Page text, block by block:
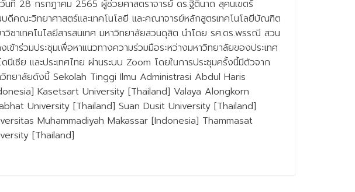
วันที่ 28 กรกฎาคม 2565 ผู้ช่วยศาสตราจารย์ ดร.ฐิตินาถ สุคนเขตร์
ดีคณะวิทยาศาสตร์และเทคโนโลยี และคณาจารย์หลักสูตรเทคโนโลยีบัณฑิต
วิชาเทคโนโลยีสารสนเทศ มหาวิทยาลัยสวนดุสิต นำโดย รศ.ดร.พรรณี สวน
เข้าร่วมประชุมเพื่อหาแนวทางความร่วมมือระหว่างมหาวิทยาลัยของประเทศ
นีเซีย และประเทศไทย ผ่านระบบ Zoom โดยในการประชุมครั้งนี้มีตัวจาก
วิทยาลัยดังนี้ Sekolah Tinggi Ilmu Administrasi Abdul Haris
Kasetsart University [Thailand] Valaya Alongkorn
University [Thailand] Suan Dusit University [Thailand]
Muhammadiyah Makassar [Indonesia] Thammasat
[Thailand]